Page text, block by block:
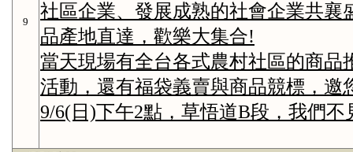
9
社區企業、發展成熟的社會企業共襄
品產地直達，歡樂大集合!
當天現場有全台各式農村社區的商品
活動，還有福袋義賣與商品競標，邀
9/6(日)下午2點，草悟道B段，我們不